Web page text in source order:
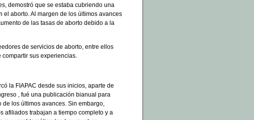
demostró que se estaba cubriendo una
aborto. Al margen de los últimos avances
de las tasas de aborto debido a la
de servicios de aborto, entre ellos
sus experiencias.
la FIAPAC desde sus inicios, aparte de
, fué una publicación bianual para
los últimos avances. Sin embargo,
afiliados trabajan a tiempo completo y a